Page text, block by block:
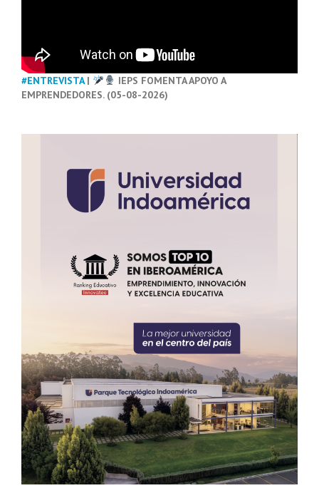
#ENTREVISTA|
IEPS FOMENTA APOYO A
EMPRENDEDORES. (05-08-2026)